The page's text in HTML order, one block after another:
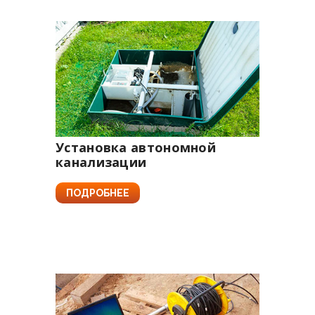
Установка автономной
канализации
ПОДРОБНЕЕ